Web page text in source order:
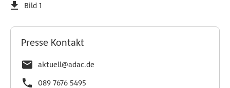
Bild 1
Presse Kontakt
aktuell@adac.de
089 7676 5495